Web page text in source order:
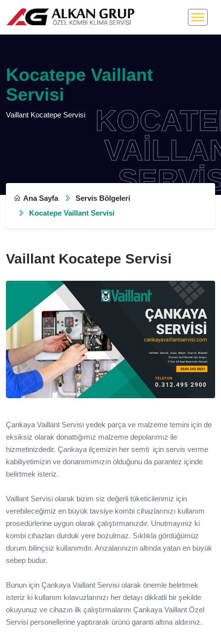
SERVISI
Kocatepe Vaillant
Servisi
Vaillant Kocatepe Servisi
Ana Sayfa
Servis Bölgeleri
Kocatepe Vaillant Servisi
Vaillant Kocatepe Servisi
Çankaya Vaillant Servisi yedek parça ve malzeme temini için de
eksiksiz olarak donattığımız malzeme depolarımız ile
hizmetinizdedir. Çankaya ilçemizin her semti için servis verme
kabiliyetimizin ve donanımımızın olduğunu da parantez içinde
belirtmek isteriz.
Vaillant Servisi olarak bizim siz değerli tüketicilerimiz için
verebileceğimiz en büyük tavsiye kombi cihazlarınızı kullanım
prosedürlerine uygun olarak çalıştırmanızdır. Unutmayınız ki
kombi cihazları durduk yere bozulmaz. Sıklıkla gördüğümüz
durum bilinçsiz kullanımdır. Arızalarınızın altında yatan en büyük
sebep budur.
Bunun için Çankaya Vaillant Servisi olarak önemle belirtmek
isteriz ki kullanım kılavuzlarınızı her detayı dikkatli bir şekilde
okuyunuz ve cihazın ilk çalıştırmalarını Çankaya Vaillant Özel
Servisi personellerine yaptırarak ürünü garanti altına aldırınız.